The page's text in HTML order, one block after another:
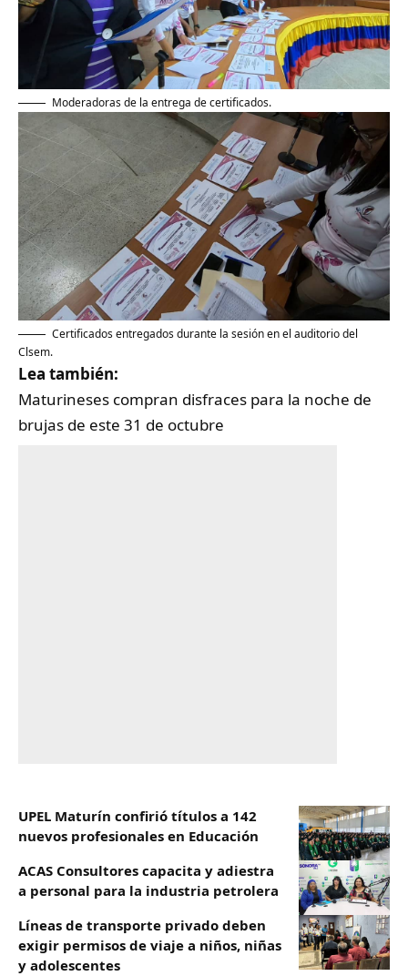
Moderadoras de la entrega de certificados.
Certificados entregados durante la sesión en el auditorio del
Clsem.
Lea también:
Maturineses compran disfraces para la noche de
brujas de este 31 de octubre
UPEL Maturín confirió títulos a 142
nuevos profesionales en Educación
ACAS Consultores capacita y adiestra
a personal para la industria petrolera
Líneas de transporte privado deben
exigir permisos de viaje a niños, niñas
y adolescentes